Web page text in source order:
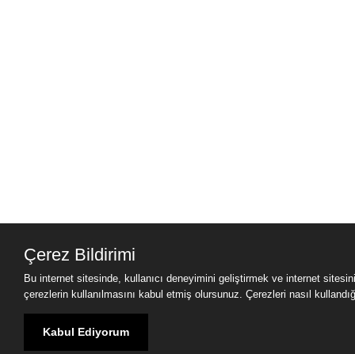
Çerez Bildirimi
Bu internet sitesinde, kullanıcı deneyimini geliştirmek ve internet
çerezlerin kullanılmasını kabul etmiş olursunuz. Çerezleri nasıl
Kabul Ediyorum